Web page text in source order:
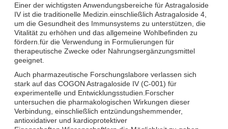
Einer der wichtigsten Anwendungsbereiche für Astragaloside
IV ist die traditionelle Medizin.einschließlich Astragaloside 4,
um die Gesundheit des Immunsystems zu unterstützen, die
Vitalität zu erhöhen und das allgemeine Wohlbefinden zu
fördern.für die Verwendung in Formulierungen für
therapeutische Zwecke oder Nahrungsergänzungsmittel
geeignet.
Auch pharmazeutische Forschungslabore verlassen sich
stark auf das COGON Astragaloside IV (C-001) für
experimentelle und Entwicklungsstudien.Forscher
untersuchen die pharmakologischen Wirkungen dieser
Verbindung, einschließlich entzündungshemmender,
antioxidativer und kardioprotektiver